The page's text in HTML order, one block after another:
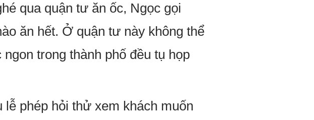
qua quận tư ăn ốc, Ngọc gọi
ăn hết. Ở quận tư này không thể
trong thành phố đều tụ họp
phép hỏi thử xem khách muốn